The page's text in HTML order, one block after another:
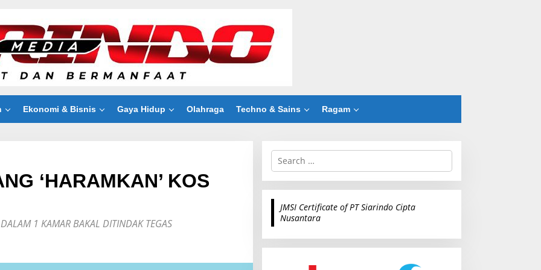
Ekonomi & Bisnis Gaya Hidup Olahraga Techno & Sains Ragam
‘HARAMKAN’ KOS
1 KAMAR BAKAL DITINDAK TEGAS
S
r
c
r
JMSI Certificate of PT Siarindo Cipta
Nusantara